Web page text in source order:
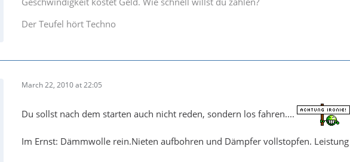
Der Teufel hört Techno
March 22, 2010 at 22:05
Du sollst nach dem starten auch nicht reden, sondern los fahren....
Im Ernst: Dämmwolle rein.Nieten aufbohren und Dämpfer vollstopfen.